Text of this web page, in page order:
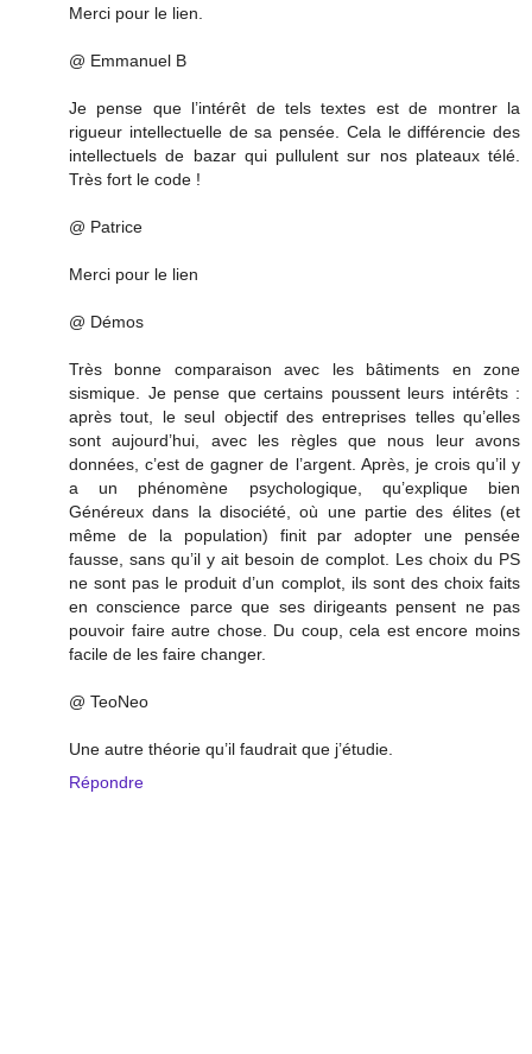
Merci pour le lien.
@ Emmanuel B
Je pense que l’intérêt de tels textes est de montrer la
rigueur intellectuelle de sa pensée. Cela le différencie des
intellectuels de bazar qui pullulent sur nos plateaux télé.
Très fort le code !
@ Patrice
Merci pour le lien
@ Démos
Très bonne comparaison avec les bâtiments en zone
sismique. Je pense que certains poussent leurs intérêts :
après tout, le seul objectif des entreprises telles qu’elles
sont aujourd’hui, avec les règles que nous leur avons
données, c’est de gagner de l’argent. Après, je crois qu’il y
a un phénomène psychologique, qu’explique bien
Généreux dans la disociété, où une partie des élites (et
même de la population) finit par adopter une pensée
fausse, sans qu’il y ait besoin de complot. Les choix du PS
ne sont pas le produit d’un complot, ils sont des choix faits
en conscience parce que ses dirigeants pensent ne pas
pouvoir faire autre chose. Du coup, cela est encore moins
facile de les faire changer.
@ TeoNeo
Une autre théorie qu’il faudrait que j’étudie.
Répondre